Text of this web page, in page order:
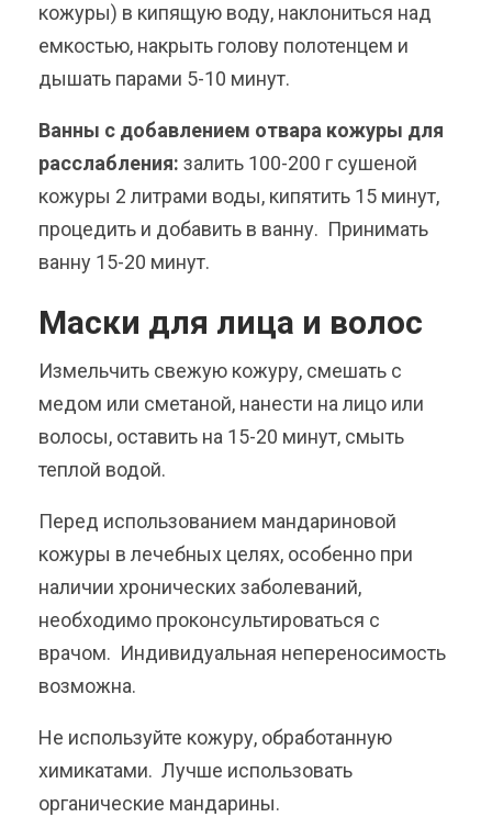
кожуры) в кипящую воду, наклониться над
емкостью, накрыть голову полотенцем и
дышать парами 5-10 минут.
Ванны с добавлением отвара кожуры для
расслабления: залить 100-200 г сушеной
кожуры 2 литрами воды, кипятить 15 минут,
процедить и добавить в ванну. Принимать
ванну 15-20 минут.
Маски для лица и волос
Измельчить свежую кожуру, смешать с
медом или сметаной, нанести на лицо или
волосы, оставить на 15-20 минут, смыть
теплой водой.
Перед использованием мандариновой
кожуры в лечебных целях, особенно при
наличии хронических заболеваний,
необходимо проконсультироваться с
врачом. Индивидуальная непереносимость
возможна.
Не используйте кожуру, обработанную
химикатами. Лучше использовать
органические мандарины.